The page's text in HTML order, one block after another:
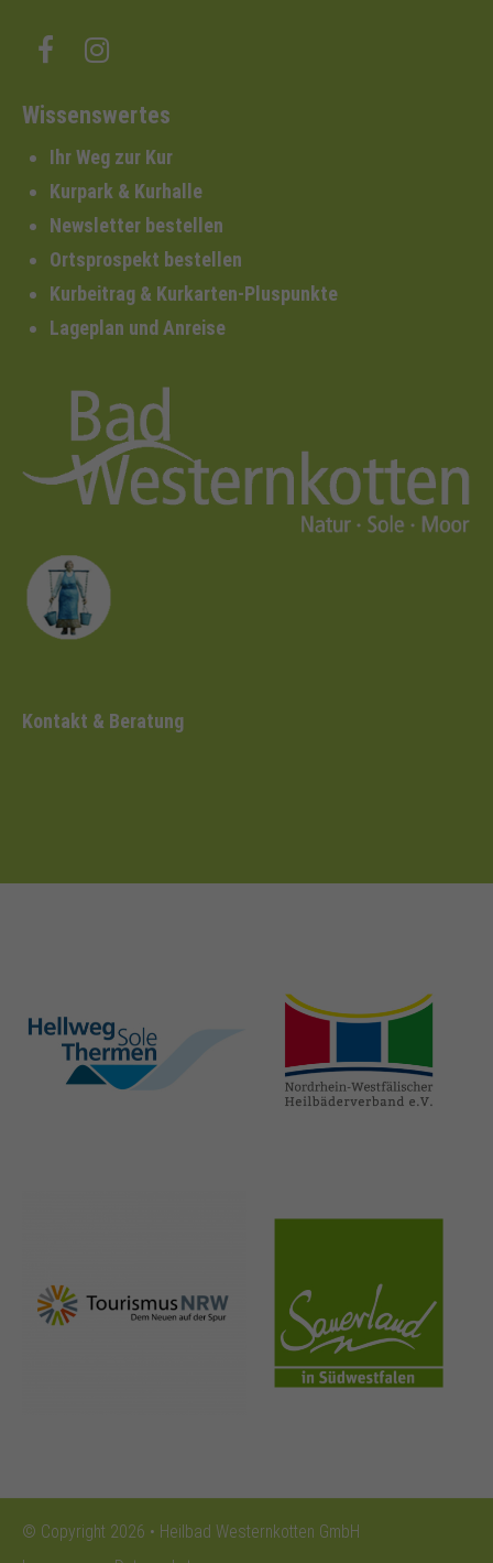
Wissenswertes
Ihr Weg zur Kur
Kurpark & Kurhalle
Newsletter bestellen
Ortsprospekt bestellen
Kurbeitrag & Kurkarten-Pluspunkte
Lageplan und Anreise
Kontakt & Beratung
hellweg-sole-
thermen.de
heilbaeder.de
nrw-
tourismus.de
sauerland.co
m
© Copyright 2026 • Heilbad Westernkotten GmbH